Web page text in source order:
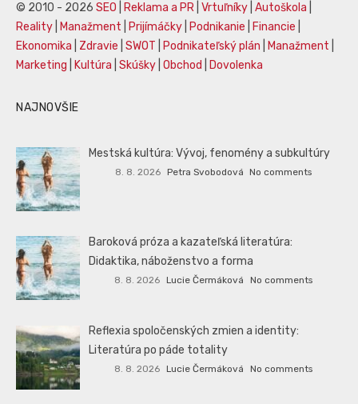
© 2010 - 2026 SEO Reklama a PR Vrtuľníky Autoškola
Reality
Manažment Prijímáčky Podnikanie Financie
Ekonomika
Zdravie SWOT Podnikateľský plán Manažment
Marketing
Kultúra Skúšky Obchod Dovolenka
NAJNOVŠIE
Mestská kultúra: Vývoj, fenomény a subkultúry
8. 8. 2026 Petra Svobodová No comments
Baroková próza a kazateľská literatúra:
Didaktika, náboženstvo a forma
8. 8. 2026 Lucie Čermáková No comments
Reflexia spoločenských zmien a identity:
Literatúra po páde totality
8. 8. 2026 Lucie Čermáková No comments